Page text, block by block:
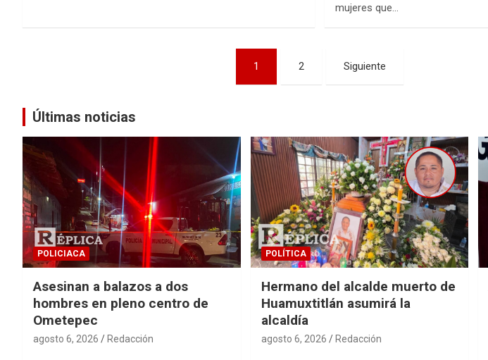
mujeres que…
entradas
1 2 Siguiente
Últimas noticias
POLICIACA
Asesinan a balazos a dos
hombres en pleno centro de
Ometepec
agosto 6, 2026 Redacción
POLÍTICA
Hermano del alcalde muerto de
Huamuxtitlán asumirá la
alcaldía
agosto 6, 2026 Redacción